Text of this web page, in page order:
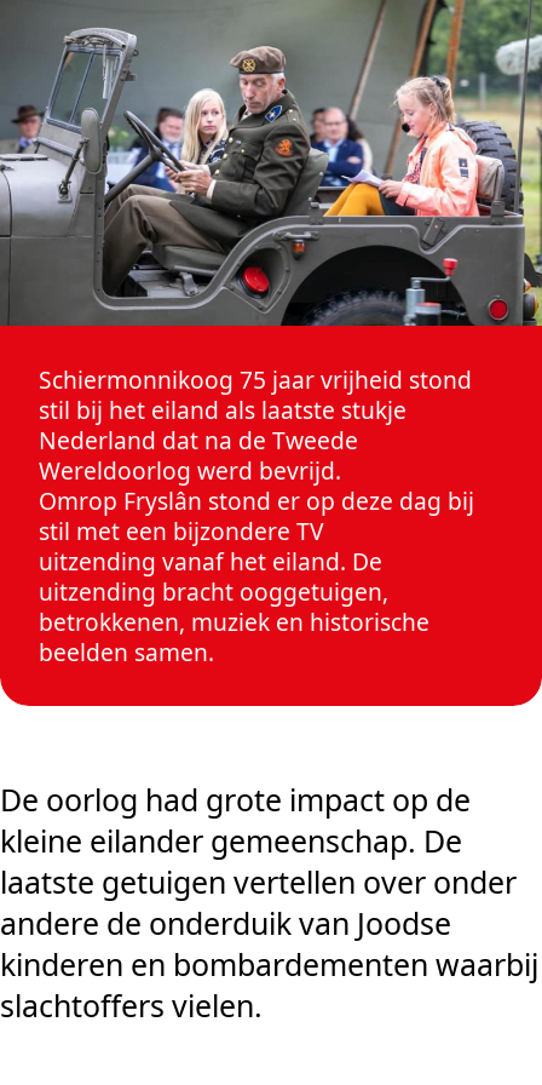
Schiermonnikoog 75 jaar vrijheid stond
stil bij het eiland als laatste stukje
Nederland dat na de Tweede
Wereldoorlog werd bevrijd.
Omrop Fryslân stond er op deze dag bij
stil met een bijzondere TV
uitzending vanaf het eiland. De
uitzending bracht ooggetuigen,
betrokkenen, muziek en historische
beelden samen.
De oorlog had grote impact op de
kleine eilander gemeenschap. De
laatste getuigen vertellen over onder
andere de onderduik van Joodse
kinderen en bombardementen waarbij
slachtoffers vielen.